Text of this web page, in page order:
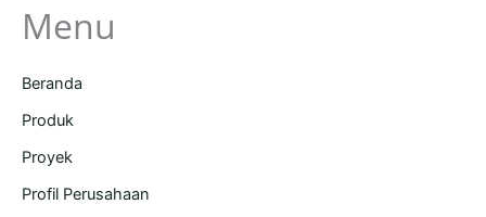
Menu
Beranda
Produk
Proyek
Profil Perusahaan